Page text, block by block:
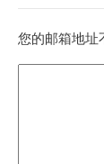
您的邮箱地址